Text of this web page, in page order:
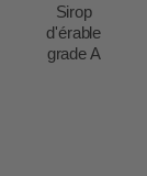
Sirop
d'érable
grade A